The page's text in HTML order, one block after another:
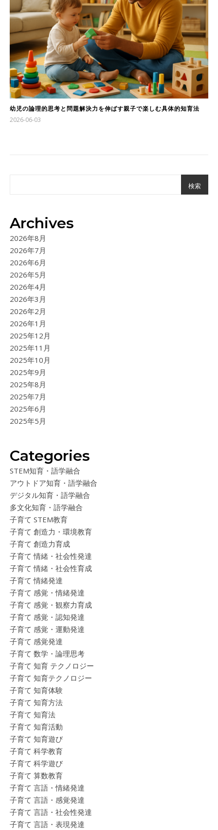
幼児の論理的思考と問題解決力を伸ばす親子で楽しむ具体的知育法
2026-06-03
検索
Archives
2026年8月
2026年7月
2026年6月
2026年5月
2026年4月
2026年3月
2026年2月
2026年1月
2025年12月
2025年11月
2025年10月
2025年9月
2025年8月
2025年7月
2025年6月
2025年5月
Categories
STEM知育・語学融合
アウトドア知育・語学融合
デジタル知育・語学融合
多文化知育・語学融合
子育て STEM教育
子育て 創造力・環境教育
子育て 創造力育成
子育て 情緒・社会性発達
子育て 情緒・社会性育成
子育て 情緒発達
子育て 感覚・情緒発達
子育て 感覚・観察力育成
子育て 感覚・認知発達
子育て 感覚・運動発達
子育て 感覚発達
子育て 数学・論理思考
子育て 知育 テクノロジー
子育て 知育テクノロジー
子育て 知育体験
子育て 知育方法
子育て 知育法
子育て 知育活動
子育て 知育遊び
子育て 科学教育
子育て 科学遊び
子育て 算数教育
子育て 言語・情緒発達
子育て 言語・感覚発達
子育て 言語・社会性発達
子育て 言語・表現発達